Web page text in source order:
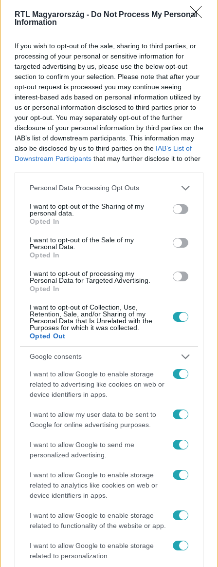
RTL Magyarország - Do Not Process My Personal
Information
If you wish to opt-out of the sale, sharing to third parties, or
processing of your personal or sensitive information for
targeted advertising by us, please use the below opt-out
section to confirm your selection. Please note that after your
opt-out request is processed you may continue seeing
interest-based ads based on personal information utilized by
us or personal information disclosed to third parties prior to
your opt-out. You may separately opt-out of the further
disclosure of your personal information by third parties on the
IAB’s list of downstream participants. This information may
also be disclosed by us to third parties on the IAB’s List of
Downstream Participants that may further disclose it to other
Please note that this website/app uses one or more Google
not limited to your visit or usage behaviour. You may click to
grant or deny consent to Google and its third-party tags to
use your data for below specified purposes in below Google
consent section.
Personal Data Processing Opt Outs
I want to opt-out of the Sharing of my
personal data.
Opted In
I want to opt-out of the Sale of my
Personal Data.
Opted In
I want to opt-out of processing my
Personal Data for Targeted Advertising.
Opted In
I want to opt-out of Collection, Use,
Retention, Sale, and/or Sharing of my
Personal Data that Is Unrelated with the
Purposes for which it was collected.
Opted Out
Google consents
I want to allow Google to enable storage
related to advertising like cookies on web or
device identifiers in apps.
I want to allow my user data to be sent to
Google for online advertising purposes.
I want to allow Google to send me
personalized advertising.
I want to allow Google to enable storage
related to analytics like cookies on web or
device identifiers in apps.
I want to allow Google to enable storage
related to functionality of the website or app.
I want to allow Google to enable storage
related to personalization.
Facebookon is!
Követem
BÁTRAK FÖLDJE CSÓK
#HARAG #TITOK # BODZA KATICA
Népszerű
Kultúra
Hosszú Katinka a dokumentumfilmjében Shane
Tusupról: A medencében minden működött